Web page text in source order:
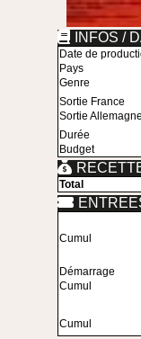
INFOS /
Date de
Pays
Genre
Sortie France
Sortie Allemagne
Durée
Budget
Total
Cumul
Démarrage
Cumul
Cumul